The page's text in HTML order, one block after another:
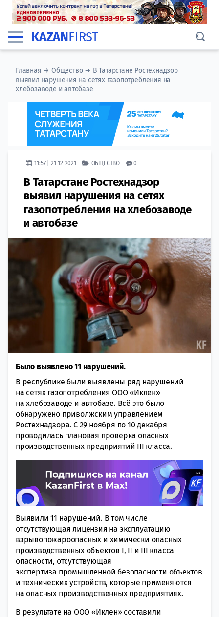
KAZANFIRST
Главная →Общество→ В Татарстане Ростехнадзор
выявил нарушения на сетях газопотребления на
хлебозаводе и автобазе
11:57 | 21-12-2021 ОБЩЕСТВО 0
В Татарстане Ростехнадзор
выявил нарушения на сетях
газопотребления на хлебозаводе
и автобазе
Было выявлено 11 нарушений.
В республике были выявлены ряд нарушений
на сетях газопотребления ООО «Иклен»
на хлебозаводе и автобазе. Всё это было
обнаружено приволжским управлением
Ростехнадзора. С 29 ноября по 10 декабря
проводилась плановая проверка опасных
производственных предприятий III класса.
Выявили 11 нарушений. В том числе
отсутствующая лицензия на эксплуатацию
взрывопожароопасных и химически опасных
производственных объектов I, II и III класса
опасности, отсутствующая
экспертиза промышленной безопасности объектов
и технических устройств, которые применяются
на опасных производственных предприятиях.
В результате на ООО «Иклен» составили